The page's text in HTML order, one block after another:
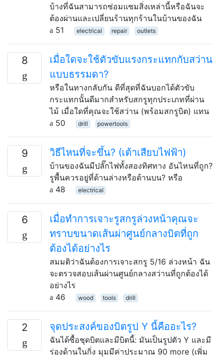
บ้างที่ฉันสามารถซ่อมแซมสิ่งเหล่านี้หรือฉันจะ
ต้องผ่านและเปลี่ยนร้านทุกร้านในบ้านของฉัน
51
electrical repair outlets
8
เมื่อใดจะใช้ตัวขับแรงกระแทกกับสว่าน
แบบธรรมดา?
หรือในทางกลับกัน ดีที่สุดที่ฉันบอกได้ตัวขับ
กระแทกนั้นดีมากสำหรับสกรูทุกประเภทที่ผ่าน
ไม้ เมื่อใดที่คุณจะใช้สว่าน (พร้อมสกรูบิต) แทน
50
drill powertools
9 วิธีไหนที่จะขึ้น? (เต้าเสียบไฟฟ้า)
บ้านของฉันมีปลั๊กไฟทั้งสองทิศทาง อันไหนที่ถูก?
รูพื้นควรอยู่ที่ด้านล่างหรือด้านบน? หรือ
48
electrical
6
เมื่อทำการเจาะรูสกรูล่วงหน้าคุณจะ
ทราบขนาดเส้นผ่าศูนย์กลางบิตที่ถูก
ต้องได้อย่างไร
สมมติว่าฉันต้องการเจาะสกรู 5/16 ล่วงหน้า ฉัน
จะตรวจสอบเส้นผ่านศูนย์กลางสว่านที่ถูกต้องได้
อย่างไร
46
wood tools drill
2 จุดประสงค์ของบิตรูป Y นี้คืออะไร?
ฉันได้ซื้อชุดบิตและมีบิตนี้: มันเป็นรูปตัว Y และมี
ร่องด้านในกิ่ง มุมมีค่าประมาณ 90 more (เพิ่ม